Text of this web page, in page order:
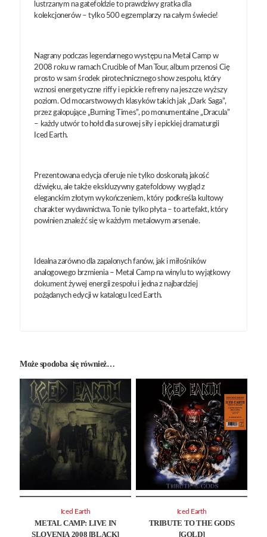
lustrzanym na gatefoldzie to prawdziwy gratka dla
kolekcjonerów – tylko 500 egzemplarzy na całym świecie!
Nagrany podczas legendarnego występu na Metal Camp w
2008 roku w ramach Crucible of Man Tour, album przenosi Cię
prosto w sam środek pirotechnicznego show zespołu, który
wznosi energetyczne riffy i epickie refreny na jeszcze wyższy
poziom. Od mocarstwowych klasyków takich jak „Dark Saga”,
przez galopujące „Burning Times”, po monumentalne „Dracula”
– każdy utwór to hołd dla surowej siły i epickiej dramaturgii
Iced Earth.
Prezentowana edycja oferuje nie tylko doskonałą jakość
dźwięku, ale także ekskluzywny gatefoldowy wygląd z
eleganckim złotym wykończeniem, który podkreśla kultowy
charakter wydawnictwa. To nie tylko płyta – to artefakt, który
powinien znaleźć się w każdym metalowym arsenale.
Idealna zarówno dla zapalonych fanów, jak i miłośników
analogowego brzmienia – Metal Camp na winylu to wyjątkowy
dokument żywej energii zespołu i jedna z najbardziej
pożądanych edycji w katalogu Iced Earth.
Może spodoba się również…
METAL CAMP: LIVE IN
SLOVENIA 2008 [BLACK]
Iced Earth
TRIBUTE TO THE GODS
[GOLD]
Iced Earth